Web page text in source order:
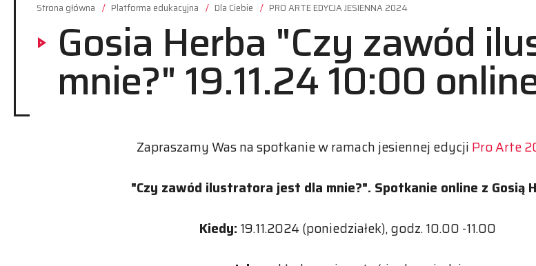
Strona główna Platforma edukacyjna Dla Ciebie PRO ARTE EDYCJA JESIENNA 2024
Gosia Herba "Czy zawód
mnie?" 19.11.24 10:00
Zapraszamy Was na spotkanie w ramach jesiennej edycji Pro Arte
"Czy zawód ilustratora jest dla mnie?". Spotkanie online z Gosią
Kiedy: 19.11.2024 (poniedziałek), godz. 10.00 -11.00